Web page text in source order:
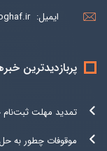
ایمیل:
پربازدیدترین
تمدید مهلت
موقوفات چطور به